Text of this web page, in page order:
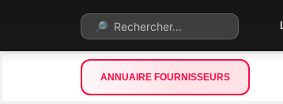
ANNUAIRE FOURNISSEURS